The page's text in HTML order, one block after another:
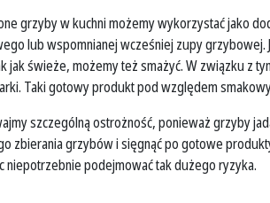
grzyby w kuchni możemy wykorzystać jako
lub wspomnianej wcześniej zupy
świeże, możemy też smażyć. W związku z
Taki gotowy produkt pod względem
szczególną ostrożność, ponieważ grzyby
zbierania grzybów i sięgnąć po gotowe
podejmować tak dużego ryzyka.